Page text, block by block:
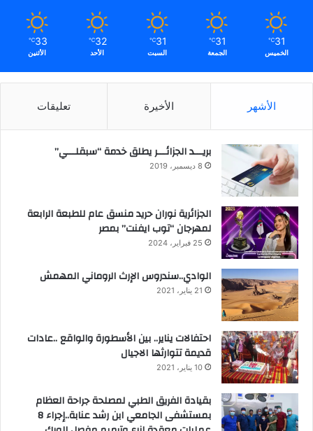
31
℃
الخميس
31
℃
الجمعة
31
℃
السبت
32
℃
الأحد
33
℃
الأثنين
الأشهر الأخيرة تعليقات
بريـــد الجزائـــر يطلق خدمة “سبقلـــي”
8 ديسمبر، 2019
الجزائرية نوران حريد منسق عام للطبعة الرابعة
لمهرجان “توب ايفنت” بمصر
25 فبراير، 2024
الوادي..سندروس الإرث الروماني المهمش
21 يناير، 2021
احتفالات يناير.. بين الأسطورة والواقع ..عادات
قديمة تتوارثها الاجيال
10 يناير، 2021
بقيادة الفريق الطبي لمصلحة جراحة العظام
بمستشفى الجامعي ابن رشد عنابة..إجراء 8